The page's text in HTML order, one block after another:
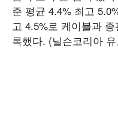
준 평균 4.4% 최고
고 4.5%로 케이블과
록했다. (닐슨코리아